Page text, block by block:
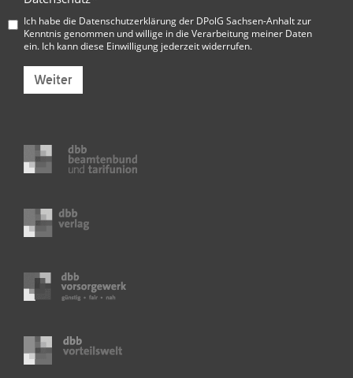
Ich habe die Datenschutzerklärung der DPolG Sachsen-Anhaltzur
Kenntnis genommen und willige in die Verarbeitung meiner Daten
ein. Ich kann diese Einwilligung jederzeit widerrufen.
Weiter